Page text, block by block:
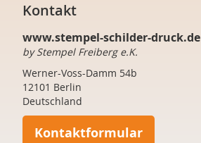
Kontakt
www.stempel-schilder-druck.de
by Stempel Freiberg e.K.
Werner-Voss-Damm 54b
12101 Berlin
Deutschland
Kontaktformular